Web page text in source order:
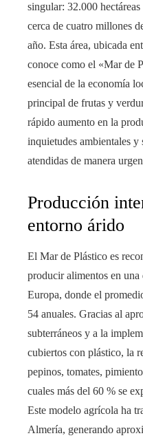
singular: 32.000
cerca de cuatro millones
año. Esta área, ubicada
conoce como el «Mar de
esencial de la economía
principal de frutas y
rápido aumento en la
inquietudes ambientales y
atendidas de manera
Producción
entorno árido
El Mar de Plástico es
producir alimentos en una
Europa, donde el
54 anuales. Gracias al
subterráneos y a la
cubiertos con plástico, la
pepinos, tomates,
cuales más del 60 % se
Este modelo agrícola ha
Almería, generando